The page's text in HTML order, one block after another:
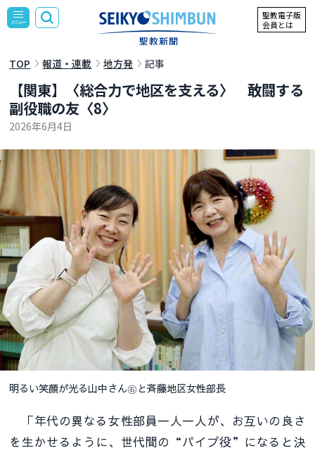
聖教電子版
会員とは
TOP 報道・連載 地方発 記事
【関東】〈総合力で地区を支える〉 敢闘する
副役職の友〈8〉
2026年6月4日
明るい笑顔が光る山中さん㊨と斉藤地区女性部長
「年代の異なる女性部員一人一人が、お互いの良さ
を生かせるように、世代間の“パイプ役”になると決